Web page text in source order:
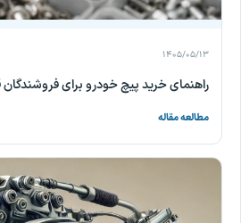
۱۴۰۵/۰۵/۱۳
راهنمای خرید پیچ خودرو برای
مطالعه مقاله